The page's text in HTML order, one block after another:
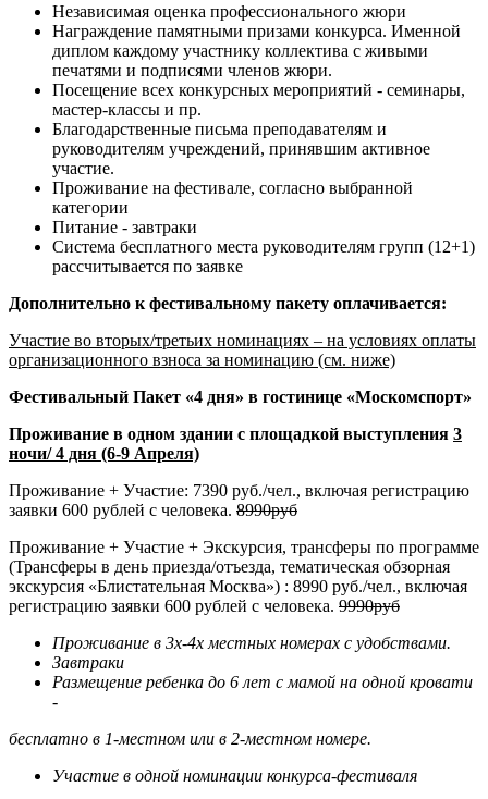
Независимая оценка профессионального жюри
Награждение памятными призами конкурса. Именной
диплом каждому участнику коллектива с живыми
печатями и подписями членов жюри.
Посещение всех конкурсных мероприятий - семинары,
мастер-классы и пр.
Благодарственные письма преподавателям и
руководителям учреждений, принявшим активное
участие.
Проживание на фестивале, согласно выбранной
категории
Питание - завтраки
Система бесплатного места руководителям групп (12+1)
рассчитывается по заявке
Дополнительно к фестивальному пакету оплачивается:
Участие во вторых/третьих номинациях – на условиях оплаты
организационного взноса за номинацию (см. ниже)
Фестивальный Пакет «4 дня» в гостинице «Москомспорт»
Проживание в одном здании с площадкой выступления 3
ночи/ 4 дня (6-9 Апреля)
Проживание + Участие: 7390 руб./чел., включая регистрацию
заявки 600 рублей с человека. 8990руб
Проживание + Участие + Экскурсия, трансферы по программе
(Трансферы в день приезда/отъезда, тематическая обзорная
экскурсия «Блистательная Москва») : 8990 руб./чел., включая
регистрацию заявки 600 рублей с человека. 9990руб
Проживание в 3х-4х местных номерах с удобствами.
Завтраки
Размещение ребенка до 6 лет с мамой на одной кровати
-
бесплатно в 1-местном или в 2-местном номере.
Участие в одной номинации конкурса-фестиваля